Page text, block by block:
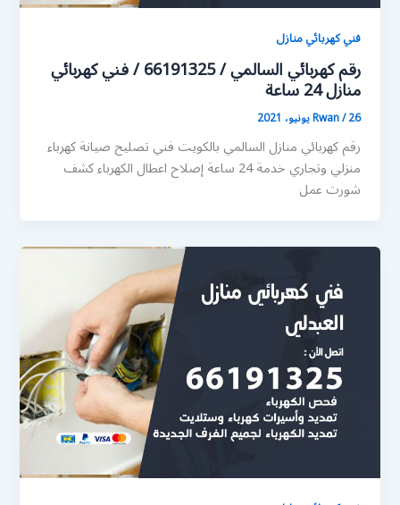
فني كهربائي منازل
رقم كهربائي السالمي / 66191325 / فني كهربائي
منازل 24 ساعة
Rwan/26 يونيو، 2021
رقم كهربائي منازل السالمي بالكويت فني تصليح صيانة كهرباء
منزلي وتجاري خدمة 24 ساعة إصلاح اعطال الكهرباء كشف
شورت عمل